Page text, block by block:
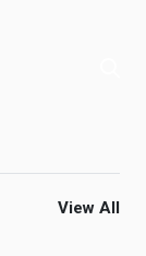
View All